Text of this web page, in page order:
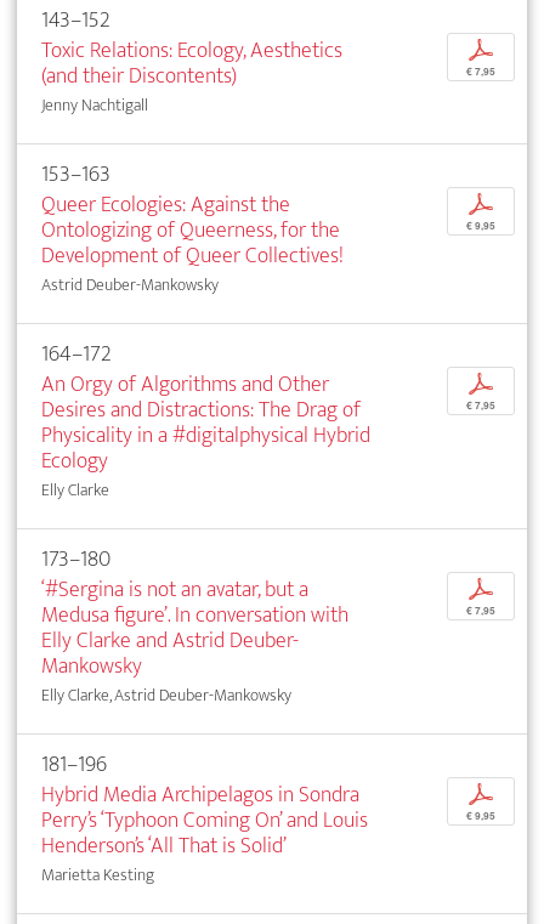
143–152
Toxic Relations: Ecology, Aesthetics
(and their Discontents)
Jenny Nachtigall
p
€ 7,95
153–163
Queer Ecologies: Against the
Ontologizing of Queerness, for the
Development of Queer Collectives!
Astrid Deuber-Mankowsky
p
€ 9,95
164–172
An Orgy of Algorithms and Other
Desires and Distractions: The Drag of
Physicality in a #digitalphysical Hybrid
Ecology
Elly Clarke
p
€ 7,95
173–180
‘#Sergina is not an avatar, but a
Medusa figure’. In conversation with
Elly Clarke and Astrid Deuber-
Mankowsky
Elly Clarke, Astrid Deuber-Mankowsky
p
€ 7,95
181–196
Hybrid Media Archipelagos in Sondra
Perry’s ‘Typhoon Coming On’ and Louis
Henderson’s ‘All That is Solid’
Marietta Kesting
p
€ 9,95